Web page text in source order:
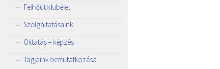
Felhőút klubélet
Szolgáltatásaink
Oktatás – képzés
Tagjaink bemutatkozása